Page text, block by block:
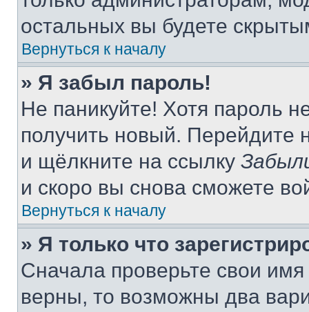
остальных вы будете
Вернуться к началу
» Я забыл пароль!
Не паникуйте! Хотя пароль
получить новый. Перейдите
и щёлкните на ссылку
и скоро вы снова сможете
Вернуться к началу
» Я только что
Сначала проверьте свои
верны, то возможны два